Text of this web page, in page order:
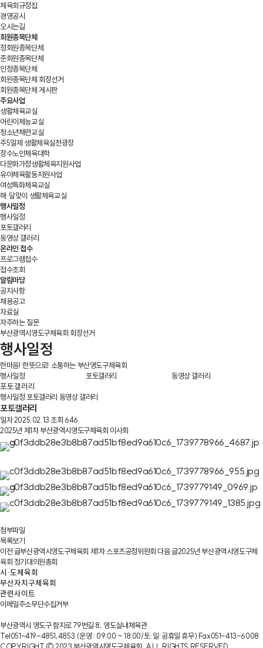
체육회규정집
경영공시
오시는길
회원종목단체
정회원종목단체
준회원종목단체
인정종목단체
회원종목단체 회장선거
회원종목단체 게시판
주요사업
생활체육교실
어린이체능교실
청소년체련교실
주5일제 생활체육실천광장
장수노인체육대학
다문화가정생활체육지원사업
유아체육활동지원사업
여성특화체육교실
해·달맞이 생활체육교실
행사일정
행사일정
포토갤러리
동영상 갤러리
온라인 접수
프로그램접수
접수조회
알림마당
공지사항
채용공고
자료실
자주하는 질문
부산광역시영도구체육회 회장선거
행사일정
한마음! 한뜻으로! 소통하는 부산영도구체육회
행사일정
포토갤러리
동영상 갤러리
포토갤러리
행사일정 포토갤러리 동영상 갤러리
포토갤러리
일자2025.02.13 조회 646
2025년 제1차 부산광역시영도구체육회 이사회
첨부파일
목록보기
이전 글부산광역시영도구체육회 제1차 스포츠공정위원회 다음 글2025년 부산광역시영도구체
육회 정기대의원총회
이메일주소무단수집거부
부산광역시 영도구 함지로 79번길 8, 영도실내체육관
Tel051-419-4851,4853 (운영 : 09:00 ~ 18:00/토·일·공휴일 휴무) Fax051-413-6008